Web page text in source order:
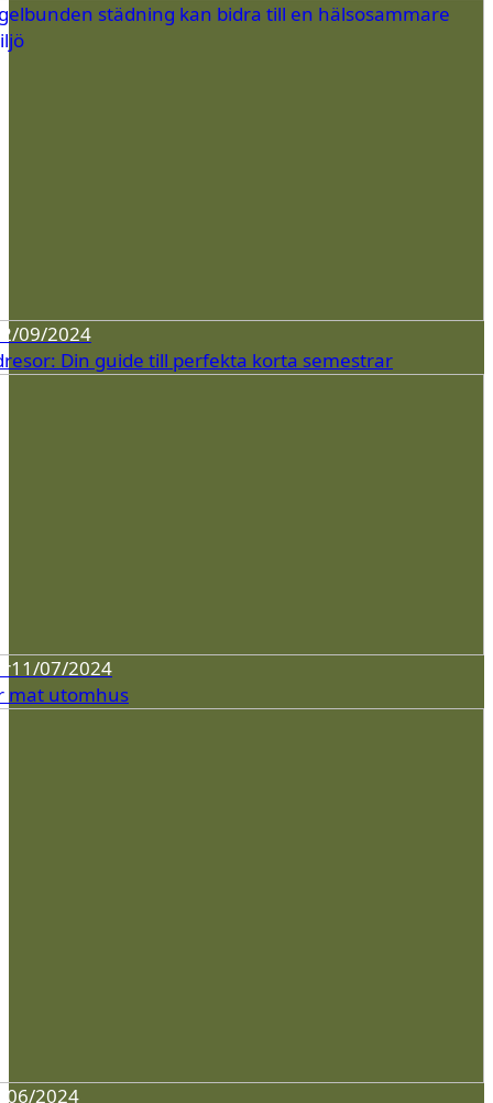
09/2024
Din guide till perfekta korta semestrar
11/07/2024
mat utomhus
06/2024